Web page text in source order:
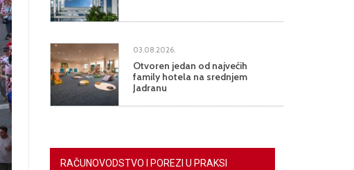
03.08.2026.
Otvoren jedan od najvećih
family hotela na srednjem
Jadranu
RAČUNOVODSTVO I POREZI U PRAKSI